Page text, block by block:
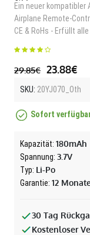
Ein neuer kompatibler
Airplane Remote-
CE & RoHs - Erfüllt
29.85€ 23.88€
SKU: 20YJ070_Oth
Sofort
Kapazität: 180mAh
Spannung: 3.7V
Typ: Li-Po
Garantie: 12
30 Tag
Kostenloser